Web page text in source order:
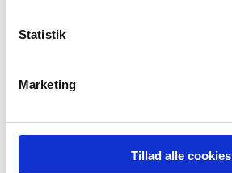
Statistik
Marketing
Tillad alle cookies